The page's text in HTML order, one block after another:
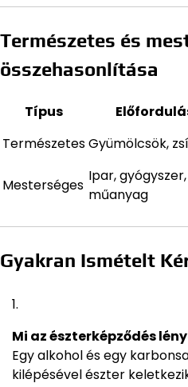
Természetes és
összehasonlítása
Típus
TermészetesGyümölcsök,
Mesterséges
Ipar, gyógyszer,
műanyag
Gyakran Ismételt
Mi az észterképződés
Egy alkohol és egy
kilépésével észter